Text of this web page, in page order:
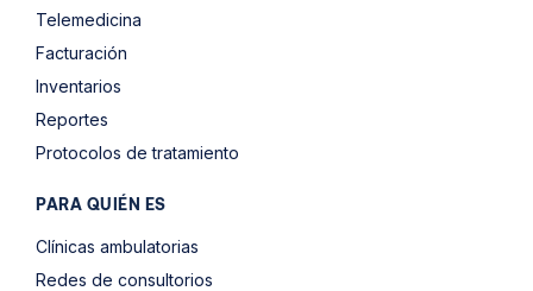
Telemedicina
Facturación
Inventarios
Reportes
Protocolos de tratamiento
PARA QUIÉN ES
Clínicas ambulatorias
Redes de consultorios